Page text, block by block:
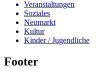
Veranstaltungen
Soziales
Neumarkt
Kultur
Kinder / Jugendliche
Footer